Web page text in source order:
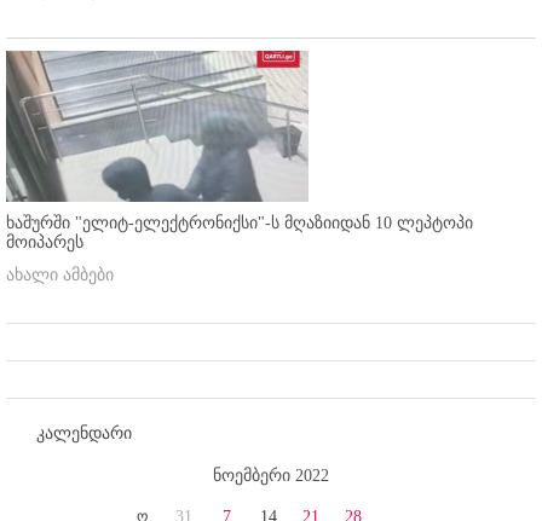
ხაშურში "ელიტ-ელექტრონიქსი"-ს მღაზიიდან 10 ლეპტოპი
მოიპარეს
ახალი ამბები
კალენდარი
ნოემბერი 2022
ო 31 7 14 21 28